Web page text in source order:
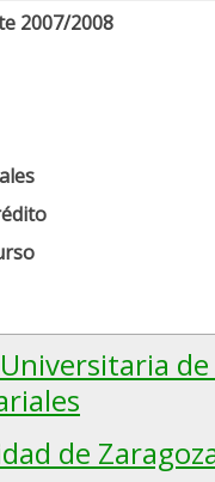
2007/2008
de